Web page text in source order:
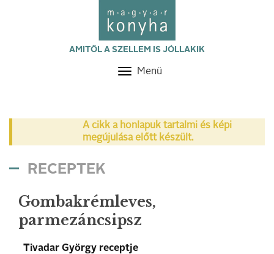
AMITŐL A SZELLEM IS JÓLLAKIK
Toggle
Menü
A cikk a honlapuk tartalmi és képi
megújulása előtt készült.
RECEPTEK
Gombakrémleves,
parmezáncsipsz
Tivadar György receptje